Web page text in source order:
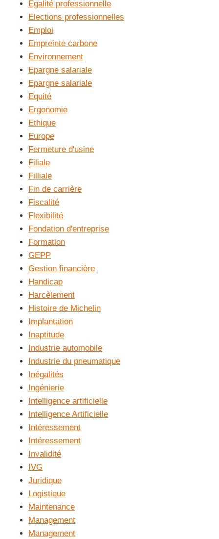
Egalité professionnelle
Elections professionnelles
Emploi
Empreinte carbone
Environnement
Epargne salariale
Epargne salariale
Equité
Ergonomie
Ethique
Europe
Fermeture d'usine
Filiale
Filliale
Fin de carrière
Fiscalité
Flexibilité
Fondation d'entreprise
Formation
GEPP
Gestion financière
Handicap
Harcèlement
Histoire de Michelin
Implantation
Inaptitude
Industrie automobile
Industrie du pneumatique
Inégalités
Ingénierie
Intelligence artificielle
Intelligence Artificielle
Intéressement
Intéressement
Invalidité
IVG
Juridique
Logistique
Maintenance
Management
Management